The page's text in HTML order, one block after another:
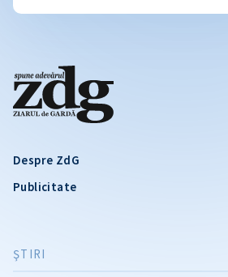
Despre ZdG
Publicitate
ŞTIRI